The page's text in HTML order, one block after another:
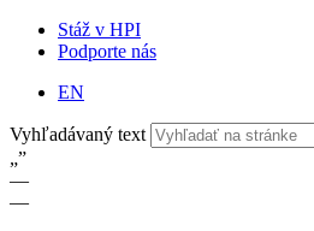
Stáž v HPI
Podporte nás
EN
Vyhľadávaný text
„”
—
—